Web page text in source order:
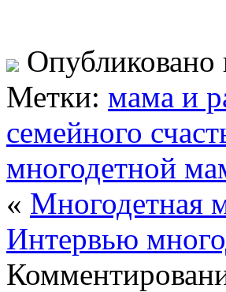
Метки: мама и
семейного
многодетной
« Многодетная
Интервью